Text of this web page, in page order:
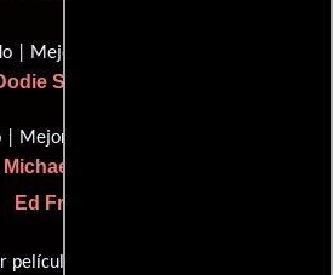
| Mejores trajes
Shepard
| Mejor maquillaje
Michael Mills
Ed French
de ficción científica